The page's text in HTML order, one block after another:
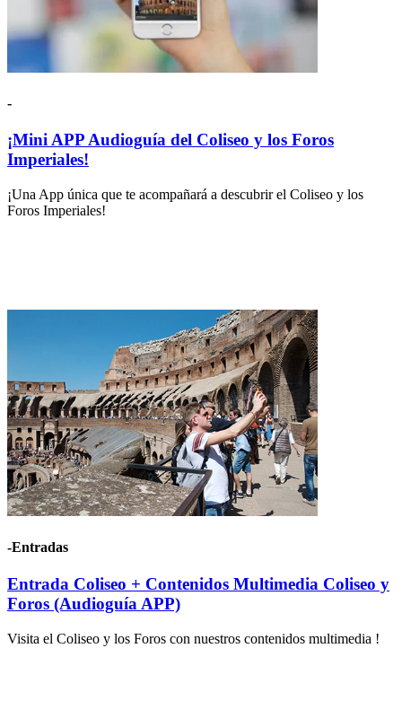
-
¡Mini APP Audioguía del Coliseo y los Foros
Imperiales!
¡Una App única que te acompañará a descubrir el Coliseo y los
Foros Imperiales!
-Entradas
Entrada Coliseo + Contenidos Multimedia Coliseo y
Foros (Audioguía APP)
Visita el Coliseo y los Foros con nuestros contenidos multimedia !